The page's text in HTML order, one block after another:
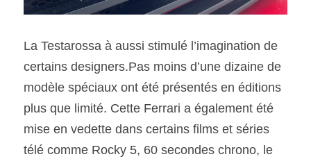
La Testarossa à aussi stimulé l’imagination de
certains designers.Pas moins d’une dizaine de
modèle spéciaux ont été présentés en éditions
plus que limité. Cette Ferrari a également été
mise en vedette dans certains films et séries
télé comme Rocky 5, 60 secondes chrono, le